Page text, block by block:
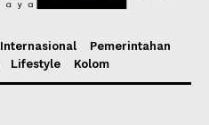
Internasional
Pemerintahan
Lifestyle Kolom